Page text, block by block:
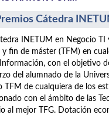
Cátedra
INETUM en Negocio
y fin de máster (TFM) en
con el objetivo
del alumnado de la
TFM de cualquiera de los
con el ámbito de las
al mejor TFG. Dotación